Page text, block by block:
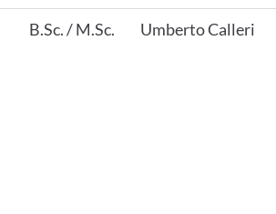
B.Sc. / M.Sc. Umberto Calleri